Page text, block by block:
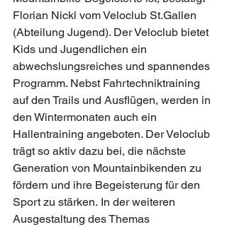
Florian Nickl vom Veloclub St.Gallen
(Abteilung Jugend). Der Veloclub bietet
Kids und Jugendlichen ein
abwechslungsreiches und spannendes
Programm. Nebst Fahrtechniktraining
auf den Trails und Ausflügen, werden in
den Wintermonaten auch ein
Hallentraining angeboten. Der Veloclub
trägt so aktiv dazu bei, die nächste
Generation von Mountainbikenden zu
fördern und ihre Begeisterung für den
Sport zu stärken. In der weiteren
Ausgestaltung des Themas